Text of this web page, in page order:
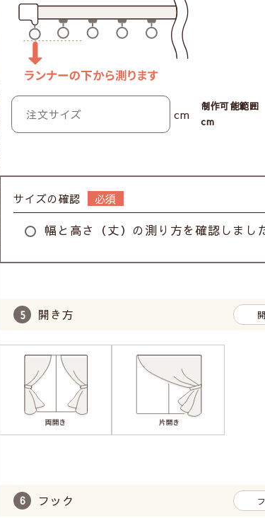
cm
制作可能範囲
cm
サイズの確認
幅と高さ（丈）の測り方を確認しまし
開き方
フック